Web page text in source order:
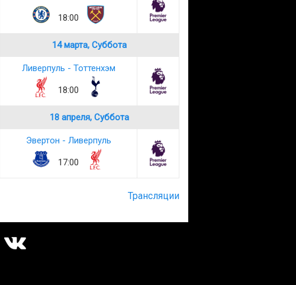
18:00
14 марта, Суббота
Ливерпуль - Тоттенхэм
18:00
18 апреля, Суббота
Эвертон - Ливерпуль
17:00
Трансляции